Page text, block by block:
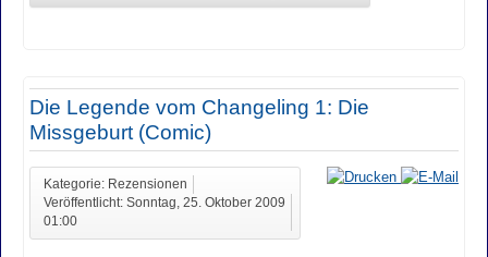
Die Legende vom Changeling 1: Die
Missgeburt (Comic)
Kategorie: Rezensionen
Veröffentlicht: Sonntag, 25. Oktober 2009
01:00